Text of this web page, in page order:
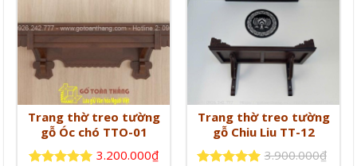
Trang thờ treo tường
gỗ Óc chó TTO-01
3.200.000₫
Trang thờ treo tường
gỗ Chiu Liu TT-12
3.900.000₫